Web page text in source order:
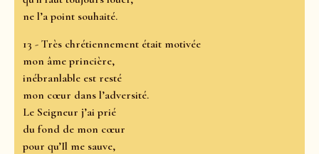
ne l’a point souhaité.
13 - Très chrétiennement était motivée
mon âme princière,
inébranlable est resté
mon cœur dans l’adversité.
Le Seigneur j’ai prié
du fond de mon cœur
pour qu’Il me sauve,